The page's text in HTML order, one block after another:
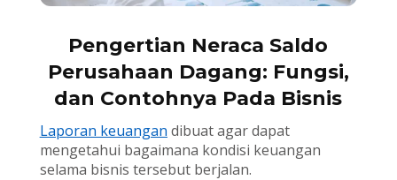
Pengertian Neraca Saldo
Perusahaan Dagang: Fungsi,
dan Contohnya Pada Bisnis
Laporan keuangan dibuat agar dapat
mengetahui bagaimana kondisi keuangan
selama bisnis tersebut berjalan.